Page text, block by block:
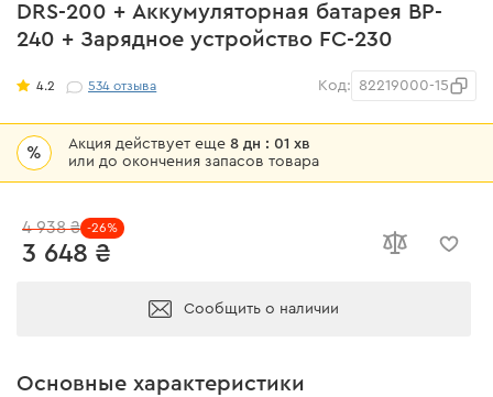
DRS-200 + Аккумуляторная батарея BP-
240 + Зарядное устройство FC-230
4.2 534отзыва Код: 82219000-15
% Акция действует еще8 дн : 01 хв
или до окончения запасов товара
3 648 ₴
4 938 ₴ -26%
Сообщить о наличии
Основные характеристики